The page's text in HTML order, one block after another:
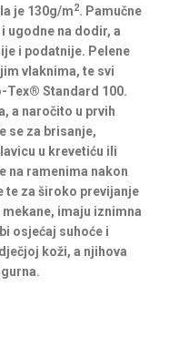
je 130g/m2. Pamučne
ugodne na dodir, a
i podatnije. Pelene
vlaknima, te svi
Standard 100.
a naročito u prvih
se za brisanje,
u krevetiću ili
na ramenima nakon
te za široko previjanje
imaju iznimna
osjećaj suhoće i
koži, a njihova